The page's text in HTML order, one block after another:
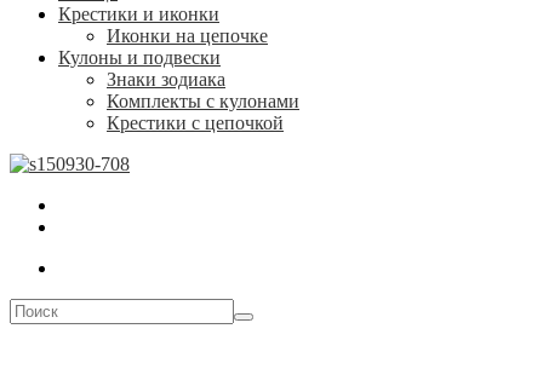
Крестики и иконки
Иконки на цепочке
Кулоны и подвески
Знаки зодиака
Комплекты с кулонами
Крестики с цепочкой